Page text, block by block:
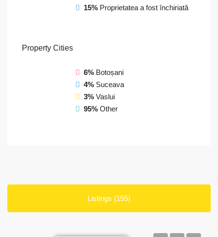
15% Proprietatea a fost închiriată
Property Cities
6% Botoșani
4% Suceava
3% Vaslui
95% Other
Listings (155)